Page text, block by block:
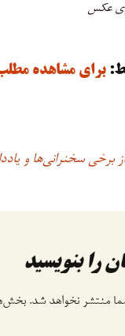
عکس
برای مشاهده
برخی سخنرانی‌ها و
را بنویسید
منتشر نخواهد شد.